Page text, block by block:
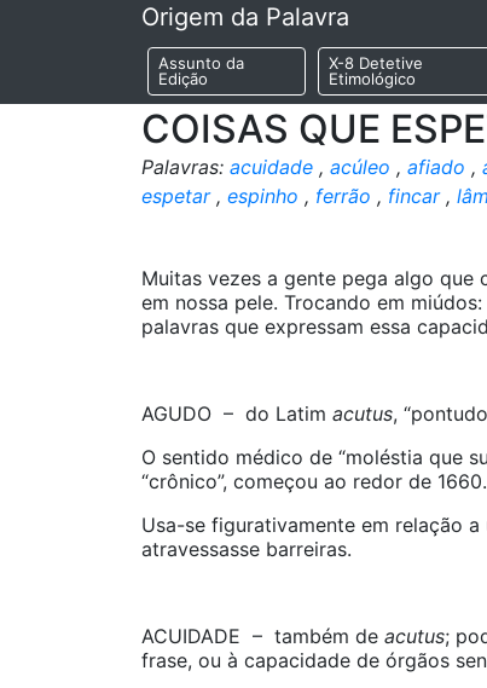
Origem da Palavra
Assunto da
Edição
X-8 Detetive
Etimológico
COISAS QUE
Palavras: acuidade , acúleo , afiado ,
espetar, espinho , ferrão , fincar,
Muitas vezes a gente pega algo
em nossa pele. Trocando em
palavras que expressam essa
AGUDO – do Latim acutus,
O sentido médico de “moléstia que
“crônico”, começou ao redor de 1660.
Usa-se figurativamente em relação
atravessasse barreiras.
ACUIDADE – também de acutus;
frase, ou à capacidade de órgãos